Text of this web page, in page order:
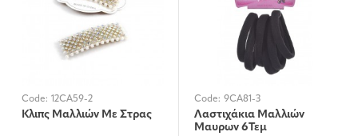
Code: 12CA59-2
Κλιπς Μαλλιών Με Στρας
Code: 9CA81-3
Λαστιχάκια Μαλλιών
Μαυρων 6Τεμ